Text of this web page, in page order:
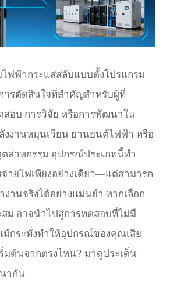
ไฟฟ้ากระแสสลับแบบตั้งโปรแกรม
ารตัดสินใจที่สำคัญสำหรับผู้ที่
สอบ การวิจัย หรือการพัฒนาใน
งงานหมุนเวียน ยานยนต์ไฟฟ้า หรือ
สาหกรรม อุปกรณ์ประเภทนี้ทำ
ายไฟเพียงอย่างเดียว—แต่สามารถ
งานจริงได้อย่างแม่นยำ หากเลือก
ม อาจนำไปสู่การทดสอบที่ไม่มี
ม้กระทั่งทำให้อุปกรณ์ของคุณเสีย
มต้นจากตรงไหน? มาดูประเด็น
ากัน